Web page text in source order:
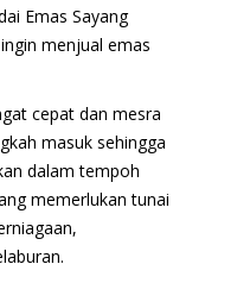
Emas Sayang
menjual emas
cepat dan mesra
masuk sehingga
dalam tempoh
memerlukan tunai